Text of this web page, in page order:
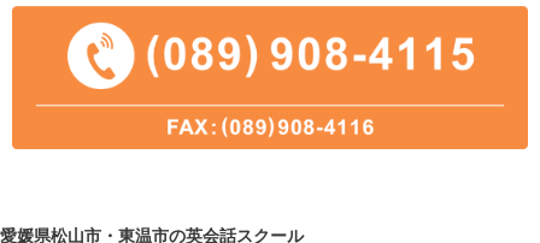
愛媛県松山市・東温市の英会話スクール